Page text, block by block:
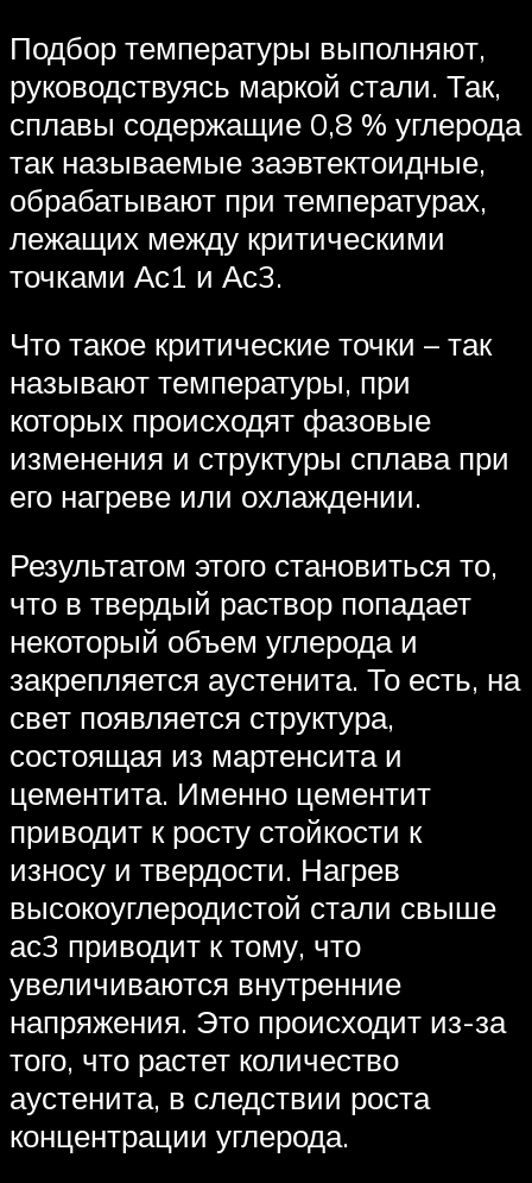
Подбор температуры выполняют,
руководствуясь маркой стали. Так,
сплавы содержащие 0,8 % углерода
так называемые заэвтектоидные,
обрабатывают при температурах,
лежащих между критическими
точками Ас1 и Ас3.
Что такое критические точки – так
называют температуры, при
которых происходят фазовые
изменения и структуры сплава при
его нагреве или охлаждении.
Результатом этого становиться то,
что в твердый раствор попадает
некоторый объем углерода и
закрепляется аустенита. То есть, на
свет появляется структура,
состоящая из мартенсита и
цементита. Именно цементит
приводит к росту стойкости к
износу и твердости. Нагрев
высокоуглеродистой стали свыше
ас3 приводит к тому, что
увеличиваются внутренние
напряжения. Это происходит из-за
того, что растет количество
аустенита, в следствии роста
концентрации углерода.